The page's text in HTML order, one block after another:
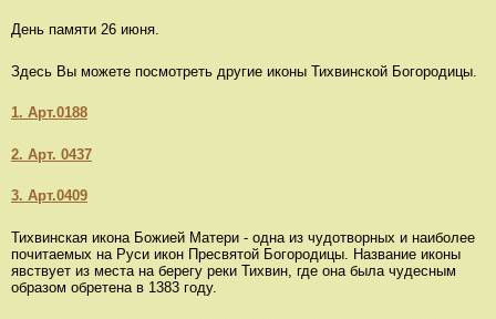
День памяти 26 июня.
Здесь Вы можете посмотреть другие иконы Тихвинской Богородицы.
1. Арт.0188
2. Арт. 0437
3. Арт.0409
Тихвинская икона Божией Матери - одна из чудотворных и наиболее
почитаемых на Руси икон Пресвятой Богородицы. Название иконы
явствует из места на берегу реки Тихвин, где она была чудесным
образом обретена в 1383 году.